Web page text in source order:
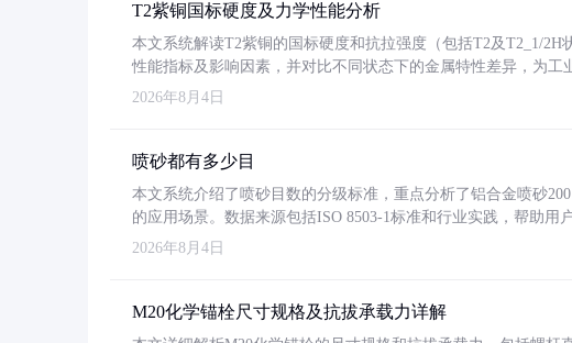
T2紫铜国标硬度及力学性能分析
本文系统解读T2紫铜的国标硬度和抗拉强度（包括T2及T2_1/2H
性能指标及影响因素，并对比不同状态下的金属特性差异，为工
2026年8月4日
喷砂都有多少目
本文系统介绍了喷砂目数的分级标准，重点分析了铝合金喷砂
的应用场景。数据来源包括ISO 8503-1标准和行业实践，帮助用
2026年8月4日
M20化学锚栓尺寸规格及抗拔承载力详解